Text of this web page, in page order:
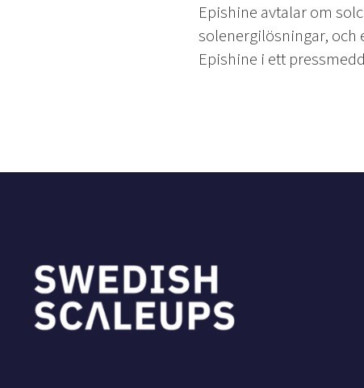
Epishine avtalar om
solenergilösningar,
Epishine i ett